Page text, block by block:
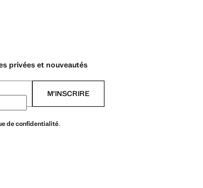
privées et nouveautés
M’INSCRIRE
de confidentialité.